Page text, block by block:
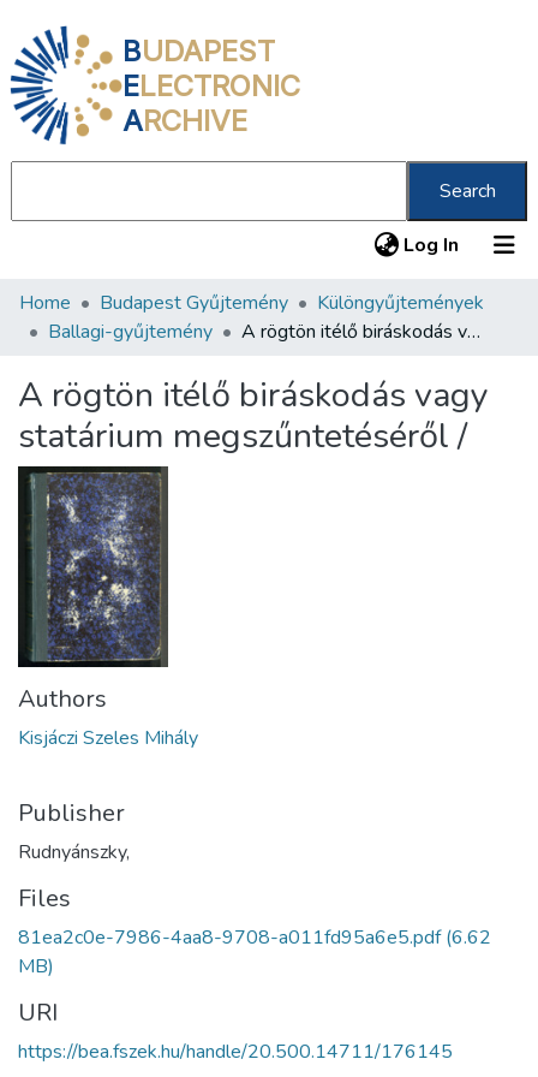
BUDAPEST
ELECTRONIC
ARCHIVE
Search
Log In (current)
Communities & Collections
Statistics
About us
Home Budapest Gyűjtemény
Különgyűjtemények
Ballagi-gyűjtemény
A rögtön itélő biráskodás vagy statárium megszűntetéséről /
A rögtön itélő biráskodás vagy
statárium megszűntetéséről /
Authors
Kisjáczi Szeles Mihály
Publisher
Rudnyánszky,
Files
81ea2c0e-7986-4aa8-9708-a011fd95a6e5.pdf(6.62
MB)
URI
https://bea.fszek.hu/handle/20.500.14711/176145